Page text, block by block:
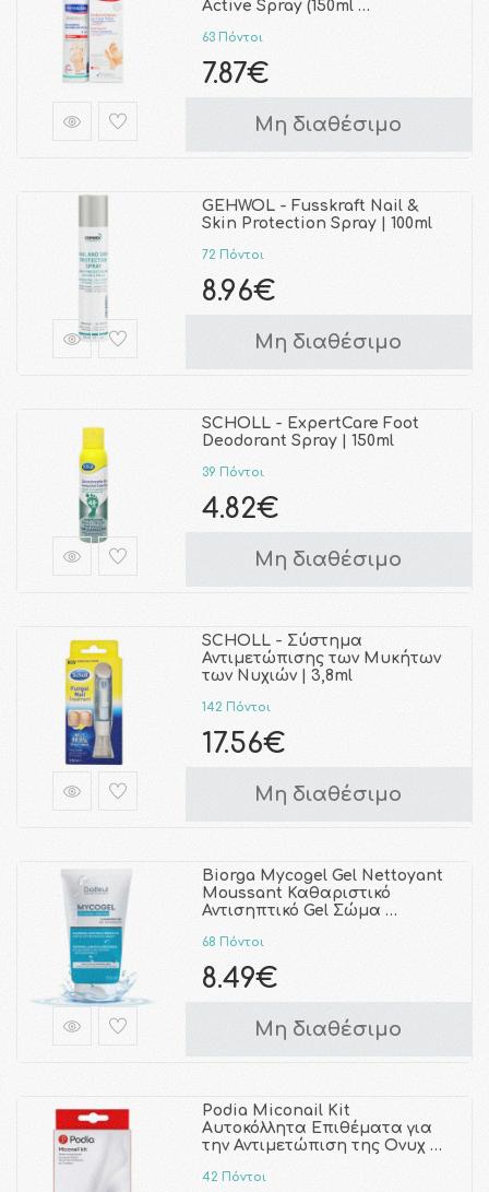
Active Spray (150ml …
63 Πόντοι
7.87€
Μη διαθέσιμο
GEHWOL - Fusskraft Nail &
Skin Protection Spray | 100ml
72 Πόντοι
8.96€
Μη διαθέσιμο
SCHOLL - ExpertCare Foot
Deodorant Spray | 150ml
39 Πόντοι
4.82€
Μη διαθέσιμο
SCHOLL - Σύστημα
Αντιμετώπισης των Μυκήτων
των Νυχιών | 3,8ml
142 Πόντοι
17.56€
Μη διαθέσιμο
Biorga Mycogel Gel Nettoyant
Moussant Καθαριστικό
Αντισηπτικό Gel Σώμα …
68 Πόντοι
8.49€
Μη διαθέσιμο
Podia Miconail Kit
Αυτοκόλλητα Επιθέματα για
την Αντιμετώπιση της Ονυχ …
42 Πόντοι